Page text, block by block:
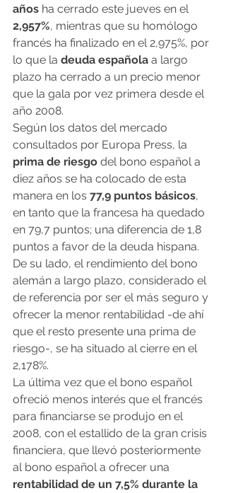
años ha cerrado este jueves en el
2,957%, mientras que su homólogo
francés ha finalizado en el 2,975%, por
lo que la deuda española a largo
plazo ha cerrado a un precio menor
que la gala por vez primera desde el
año 2008.
Según los datos del mercado
consultados por Europa Press, la
prima de riesgo del bono español a
diez años se ha colocado de esta
manera en los 77,9 puntos básicos,
en tanto que la francesa ha quedado
en 79,7 puntos; una diferencia de 1,8
puntos a favor de la deuda hispana.
De su lado, el rendimiento del bono
alemán a largo plazo, considerado el
de referencia por ser el más seguro y
ofrecer la menor rentabilidad -de ahí
que el resto presente una prima de
riesgo-, se ha situado al cierre en el
2,178%.
La última vez que el bono español
ofreció menos interés que el francés
para financiarse se produjo en el
2008, con el estallido de la gran crisis
financiera, que llevó posteriormente
al bono español a ofrecer una
rentabilidad de un 7,5% durante la